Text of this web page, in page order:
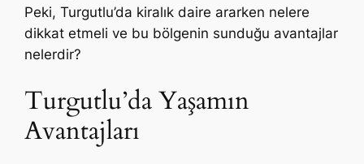
Peki, Turgutlu’da kiralık daire ararken nelere
dikkat etmeli ve bu bölgenin sunduğu avantajlar
nelerdir?
Turgutlu’da Yaşamın
Avantajları